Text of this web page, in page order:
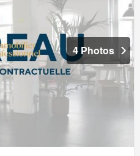
4 Photos